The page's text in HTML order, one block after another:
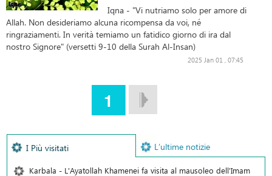
Iqna - "Vi nutriamo solo per amore di
Allah. Non desideriamo alcuna ricompensa da voi, né
ringraziamenti. In verità temiamo un fatidico giorno di ira dal
nostro Signore" (versetti 9-10 della Surah Al-Insan)
2025 Jan 01 , 07:45
1
I Più visitati L’ultime notizie
Karbala - L'Ayatollah Khamenei fa visita al mausoleo dell'Imam